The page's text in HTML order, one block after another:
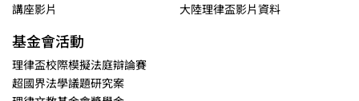
講座影片
大陸理律盃影片資料
基金會活動
理律盃校際模擬法庭辯論賽
超國界法學議題研究案